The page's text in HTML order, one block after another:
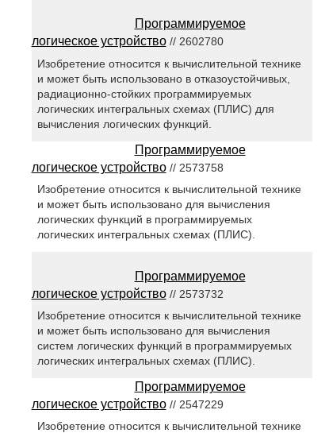
Программируемое
логическое устройство// 2602780
Изобретение относится к вычислительной технике
и может быть использовано в отказоустойчивых,
радиационно-стойких программируемых
логических интегральных схемах (ПЛИС) для
вычисления логических функций.
Программируемое
логическое устройство// 2573758
Изобретение относится к вычислительной технике
и может быть использовано для вычисления
логических функций в программируемых
логических интегральных схемах (ПЛИС).
Программируемое
логическое устройство// 2573732
Изобретение относится к вычислительной технике
и может быть использовано для вычисления
систем логических функций в программируемых
логических интегральных схемах (ПЛИС).
Программируемое
логическое устройство// 2547229
Изобретение относится к вычислительной технике